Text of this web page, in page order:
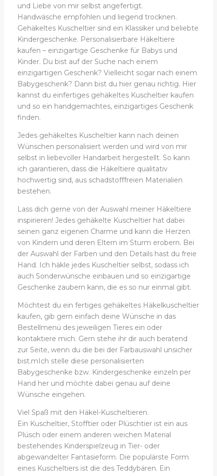
und Liebe von mir selbst angefertigt.
Handwäsche empfohlen und liegend trocknen.
Gehäkeltes Kuscheltier sind ein Klassiker und beliebte
Kindergeschenke. Personalisierbare Häkeltiere
kaufen – einzigartige Geschenke für Babys und
Kinder. Du bist auf der Suche nach einem
einzigartigen Geschenk? Vielleicht sogar nach einem
Babygeschenk? Dann bist du hier genau richtig. Hier
kannst du einfertiges gehäkeltes Kuscheltier kaufen
und so ein handgemachtes, einzigartiges Geschenk
finden.
Jedes gehäkeltes Kuscheltier kann nach deinen
Wünschen personalisiert werden und wird von mir
selbst in liebevoller Handarbeit hergestellt. So kann
ich garantieren, dass die Häkeltiere qualitativ
hochwertig sind, aus schadstofffreien Materialien
bestehen.
Lass dich gerne von der Auswahl meiner Häkeltiere
inspirieren! Jedes gehäkelte Kuscheltier hat dabei
seinen ganz eigenen Charme und kann die Herzen
von Kindern und deren Eltern im Sturm erobern. Bei
der Auswahl der Farben und den Details hast du freie
Hand. Ich häkle jedes Kuscheltier selbst, sodass ich
auch Sonderwünsche einbauen und so einzigartige
Geschenke zaubern kann, die es so nur einmal gibt.
Möchtest du ein fertiges gehäkeltes Häkelkuscheltier
kaufen, gib gern einfach deine Wünsche in das
Bestellmenü des jeweiligen Tieres ein oder
kontaktiere mich. Gern stehe ihr dir auch beratend
zur Seite, wenn du die bei der Farbauswahl unsicher
bist.mIch stelle diese personalisierten
Babygeschenke bzw. Kindergeschenke einzeln per
Hand her und möchte dabei genau auf deine
Wünsche eingehen.
Viel Spaß mit den Häkel-Kuscheltieren.
Ein Kuscheltier, Stofftier oder Plüschtier ist ein aus
Plüsch oder einem anderen weichen Material
bestehendes Kinderspielzeug in Tier- oder
abgewandelter Fantasieform. Die populärste Form
eines Kuscheltiers ist die des Teddybären. Ein